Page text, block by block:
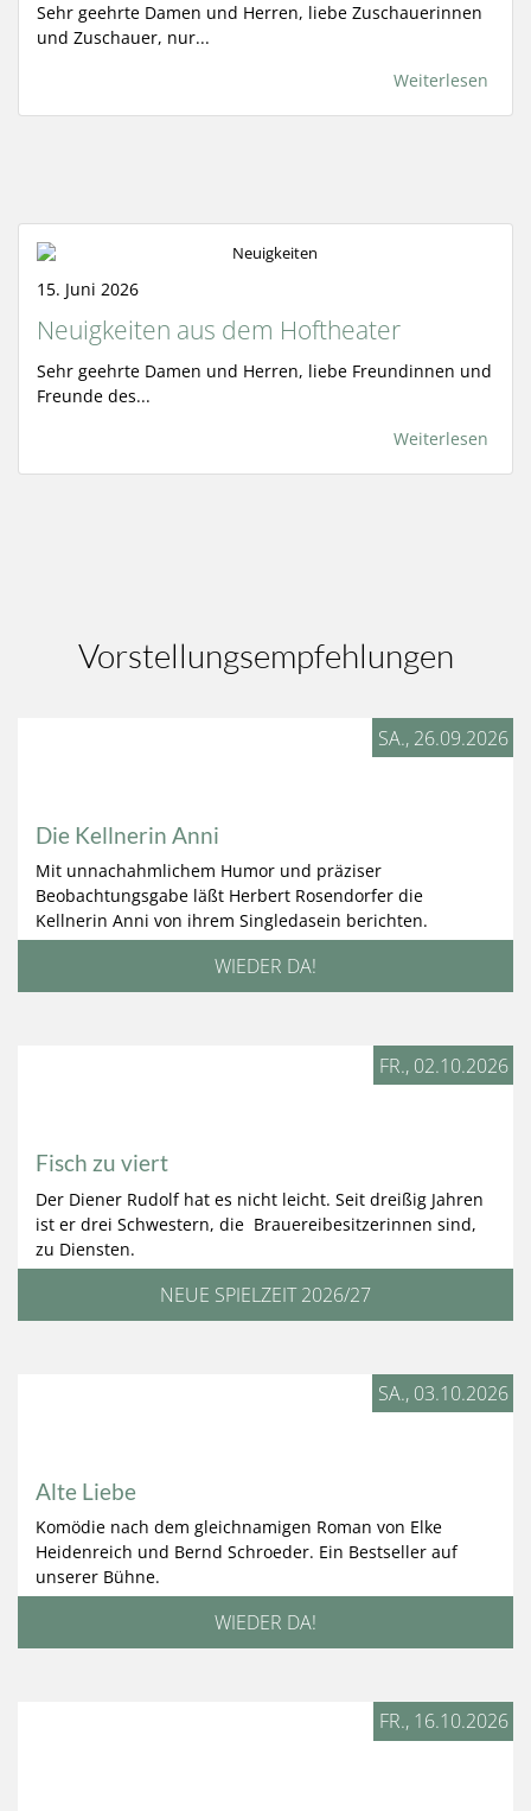
Sehr geehrte Damen und Herren, liebe Zuschauerinnen
und Zuschauer, nur...
Weiterlesen
15. Juni 2026
Neuigkeiten aus dem Hoftheater
Sehr geehrte Damen und Herren, liebe Freundinnen und
Freunde des...
Weiterlesen
Vorstellungsempfehlungen
WIEDER DA!
Die Kellnerin Anni
Mit unnachahmlichem Humor und präziser
Beobachtungsgabe läßt Herbert Rosendorfer die
Kellnerin Anni von ihrem Singledasein berichten.
SA., 26.09.2026
NEUE SPIELZEIT 2026/27
Fisch zu viert
Der Diener Rudolf hat es nicht leicht. Seit dreißig Jahren
ist er drei Schwestern, die Brauereibesitzerinnen sind,
zu Diensten.
FR., 02.10.2026
WIEDER DA!
Alte Liebe
Komödie nach dem gleichnamigen Roman von Elke
Heidenreich und Bernd Schroeder. Ein Bestseller auf
unserer Bühne.
SA., 03.10.2026
FR., 16.10.2026